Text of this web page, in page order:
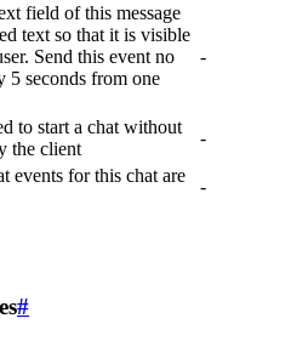
field of this message
text so that it is visible
Send this event no
5 seconds from one
-
to start a chat without
the client
-
events for this chat are
-
#